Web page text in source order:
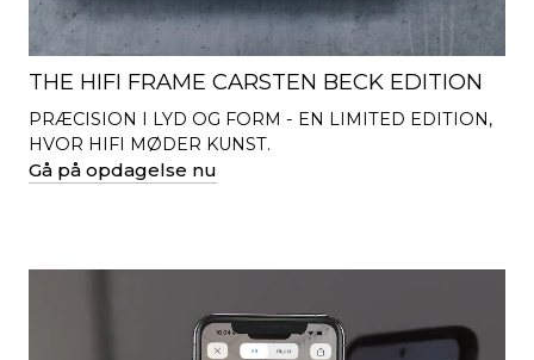
THE HIFI FRAME CARSTEN BECK EDITION
PRÆCISION I LYD OG FORM - EN LIMITED EDITION,
HVOR HIFI MØDER KUNST.
Gå på opdagelse nu